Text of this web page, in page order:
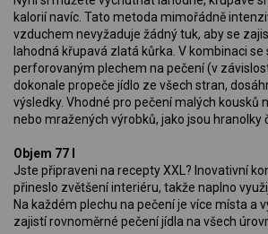
kalorií navíc. Tato metoda mimořádně
vzduchem nevyžaduje žádný tuk, aby se
lahodná křupavá zlatá kůrka. V kombinaci se
perforovaným plechem na pečení (v
dokonale propeče jídlo ze všech stran,
výsledky. Vhodné pro pečení malých kousků
nebo mražených výrobků, jako jsou hranolky
Objem 77 l
Jste připraveni na recepty XXL? Inovativní
přineslo zvětšení interiéru, takže naplno
Na každém plechu na pečení je více místa a
zajistí rovnoměrné pečení jídla na všech